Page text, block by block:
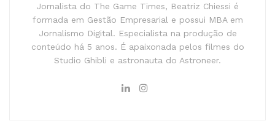
Jornalista do The Game Times, Beatriz Chiessi é
formada em Gestão Empresarial e possui MBA em
Jornalismo Digital. Especialista na produção de
conteúdo há 5 anos. É apaixonada pelos filmes do
Studio Ghibli e astronauta do Astroneer.